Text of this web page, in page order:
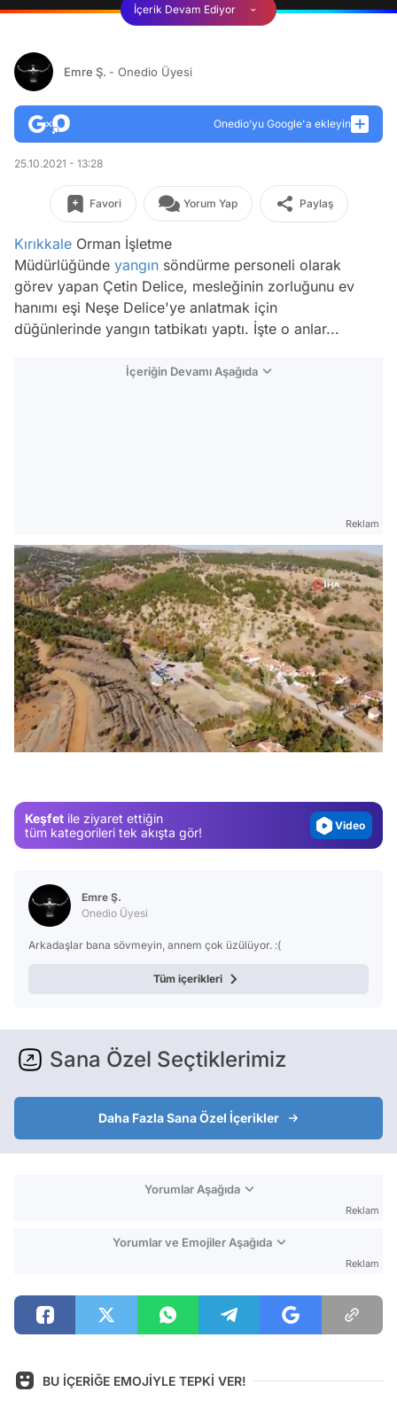
İçerik Devam Ediyor
Emre Ş. - Onedio Üyesi
Onedio’yu Google'a ekleyin
25.10.2021 - 13:28
Favori Yorum Yap Paylaş
Kırıkkale Orman İşletme
Müdürlüğünde yangın söndürme personeli olarak
görev yapan Çetin Delice, mesleğinin zorluğunu ev
hanımı eşi Neşe Delice'ye anlatmak için
düğünlerinde yangın tatbikatı yaptı. İşte o anlar...
İçeriğin Devamı Aşağıda
Reklam
Keşfet ile ziyaret ettiğin
tüm kategorileri tek akışta gör!
Video
Test
Video
Emre Ş.
Onedio Üyesi
Arkadaşlar bana sövmeyin, annem çok üzülüyor. :(
Tüm içerikleri
Sana Özel Seçtiklerimiz
Daha Fazla Sana Özel İçerikler
Yorumlar Aşağıda
Reklam
Yorumlar ve Emojiler Aşağıda
Reklam
BU İÇERİĞE EMOJİYLE TEPKİ VER!